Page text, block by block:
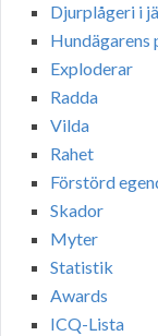
Djurplågeri i
Hundägarens
Exploderar
Radda
Vilda
Rahet
Förstörd
Skador
Myter
Statistik
Awards
ICQ-Lista